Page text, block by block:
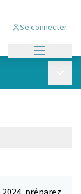
Se connecter
préparez